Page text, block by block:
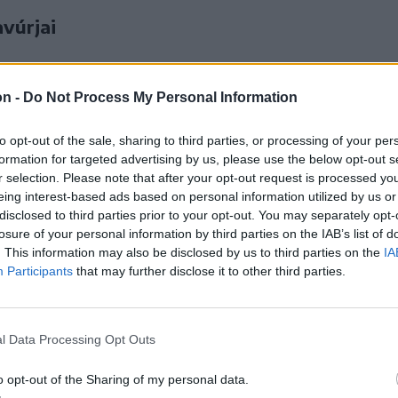
- Do Not Process My Personal Information
opt-out of the sale, sharing to third parties, or processing of your
for targeted advertising by us, please use the below opt-out
selection. Please note that after your opt-out request is processed
interest-based ads based on personal information utilized by us
to third parties prior to your opt-out. You may separately
of your personal information by third parties on the IAB’s list of
This information may also be disclosed by us to third parties on the
Participants that may further disclose it to other third parties.
Data Processing Opt Outs
opt-out of the Sharing of my personal data.
iramúvá vált a találkozó, pihenő után
Gabriel Matei szabálytalanságánál
azonban Mingote védte előbb Cristescu
folytatásban továbbra is az Ilfov megyeiek
helyzetük volt, de Mingote ismét
próbálkozott.
együttes kihúzza a döntetlent, az utolsó
előbb a becserélt Ciolacu a két kapufa
ASA-nak, azonban még nem volt vége,